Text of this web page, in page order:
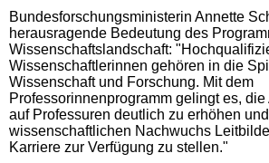
Bundesforschungsministerin Annette
herausragende Bedeutung des
Wissenschaftslandschaft:
Wissenschaftlerinnen gehören in die
Wissenschaft und Forschung. Mit dem
Professorinnenprogramm gelingt es,
auf Professuren deutlich zu erhöhen
wissenschaftlichen Nachwuchs
Karriere zur Verfügung zu stellen."